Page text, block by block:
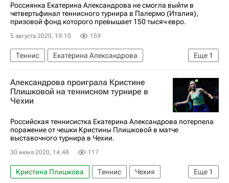
Россиянка Екатерина Александрова не смогла выйти в
четвертьфинал теннисного турнира в Палермо (Италия),
призовой фонд которого превышает 150 тысяч евро.
5 августа 2020, 19:10 159
Еще 1
Теннис
Екатерина Александрова
Фиона Ферро
Александрова проиграла Кристине
Плишковой на теннисном турнире в
Чехии
Российская теннисистка Екатерина Александрова потерпела
поражение от чешки Кристины Плишковой в матче
выставочного турнира в Чехии.
30 июня 2020, 14:48 117
Еще 1
Кристина Плишкова Теннис
Чехия